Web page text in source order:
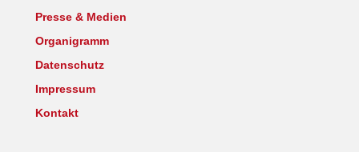
Presse & Medien
Organigramm
Datenschutz
Impressum
Kontakt